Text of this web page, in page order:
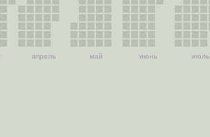
апрель май июнь июль